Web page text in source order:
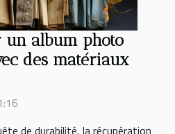
un album photo
des matériaux
de durabilité, la récupération